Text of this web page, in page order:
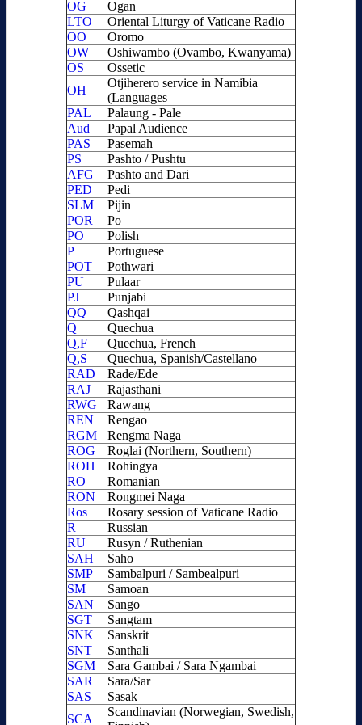
OG
Ogan
LTO
Oriental Liturgy of Vaticane Radio
OO
Oromo
OW
Oshiwambo (Ovambo, Kwanyama)
OS
Ossetic
OH
Otjiherero service in Namibia
(Languages
PAL
Palaung - Pale
Aud
Papal Audience
PAS
Pasemah
PS
Pashto / Pushtu
AFG
Pashto and Dari
PED
Pedi
SLM
Pijin
POR
Po
PO
Polish
P
Portuguese
POT
Pothwari
PU
Pulaar
PJ
Punjabi
QQ
Qashqai
Q
Quechua
Q,F
Quechua, French
Q,S
Quechua, Spanish/Castellano
RAD
Rade/Ede
RAJ
Rajasthani
RWG
Rawang
REN
Rengao
RGM
Rengma Naga
ROG
Roglai (Northern, Southern)
ROH
Rohingya
RO
Romanian
RON
Rongmei Naga
Ros
Rosary session of Vaticane Radio
R
Russian
RU
Rusyn / Ruthenian
SAH
Saho
SMP
Sambalpuri / Sambealpuri
SM
Samoan
SAN
Sango
SGT
Sangtam
SNK
Sanskrit
SNT
Santhali
SGM
Sara Gambai / Sara Ngambai
SAR
Sara/Sar
SAS
Sasak
SCA
Scandinavian (Norwegian, Swedish,